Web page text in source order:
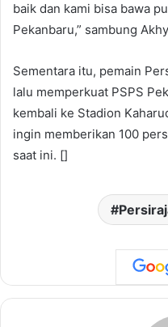
baik dan kami bisa bawa
Pekanbaru,” sambung
Sementara itu, pemain
lalu memperkuat PSPS
kembali ke Stadion
ingin memberikan 100
saat ini. []